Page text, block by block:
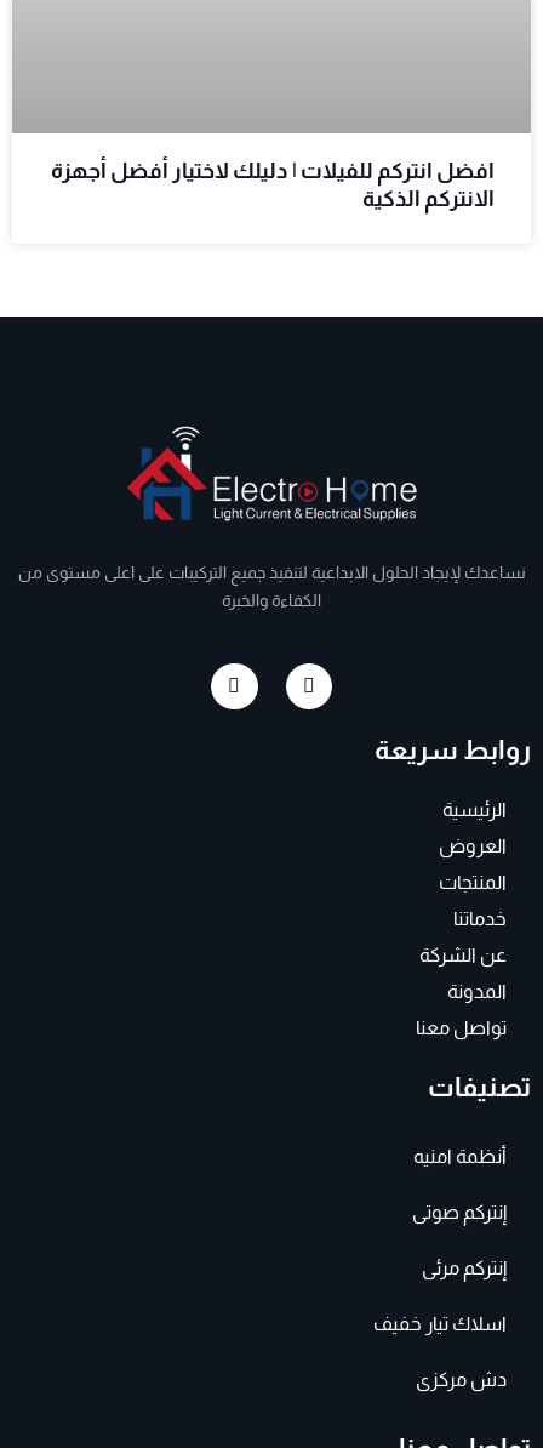
افضل انتركم للفيلات | دليلك لاختيار أفضل أجهزة
الانتركم الذكية
نساعدك لإيجاد الحلول الابداعية لتنفيذ جميع التركيبات على اعلى مستوى من
الكفاءة والخبرة
F
a
c
I
n
s
روابط سريعة
الرئيسية
العروض
المنتجات
خدماتنا
عن الشركة
المدونة
تواصل معنا
تصنيفات
أنظمة امنيه
إنتركم صوتى
إنتركم مرئى
اسلاك تيار خفيف
دش مركزى